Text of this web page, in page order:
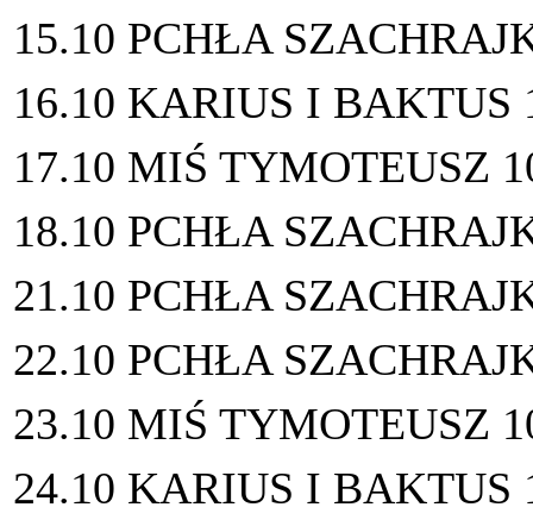
15.10 PCHŁA
16.10 KARIUS I BAKTUS
17.10 MIŚ TYMOTEUSZ
18.10 PCHŁA
21.10 PCHŁA
22.10 PCHŁA
23.10 MIŚ TYMOTEUSZ
24.10 KARIUS I BAKTUS